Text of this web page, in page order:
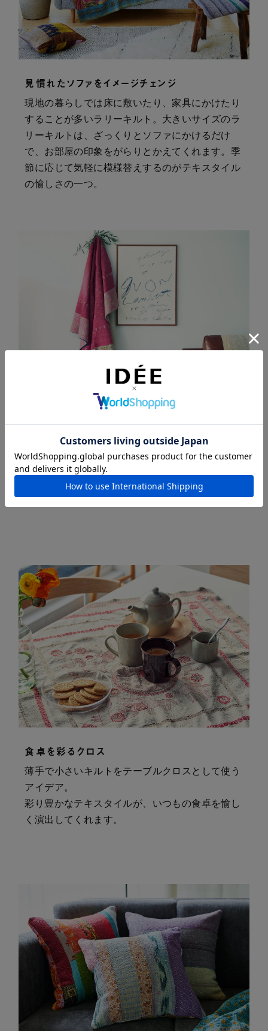
見慣れたソファをイメージチェンジ
現地の暮らしでは床に敷いたり、家具にかけたり
することが多いラリーキルト。大きいサイズのラ
リーキルトは、ざっくりとソファにかけるだけ
で、お部屋の印象をがらりとかえてくれます。季
節に応じて気軽に模様替えするのがテキスタイル
の愉しさの一つ。
それぞれの家庭で古い布を縫い合わせてつくるラ
リーキルト。すべてが一点もので、色・柄の組み
合わせや経年変化による布の表情は、アートその
もの。使用しないときはタペストリーのように壁
に飾るのがおすすめです。
食卓を彩るクロス
薄手で小さいキルトをテーブルクロスとして使う
アイデア。
彩り豊かなテキスタイルが、いつもの食卓を愉し
く演出してくれます。